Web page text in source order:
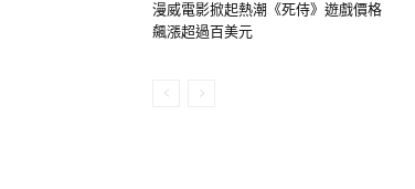
漫威電影掀起熱潮《死侍》遊戲價格
飆漲超過百美元